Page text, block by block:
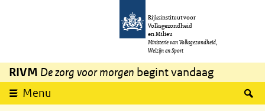
Overslaan en naar de inhoud gaan
Rijksinstituut voor
Volksgezondheid
en Milieu
Ministerie van Volksgezondheid,
Welzijn en Sport
RIVM De zorg voor morgen begint vandaag
Menu